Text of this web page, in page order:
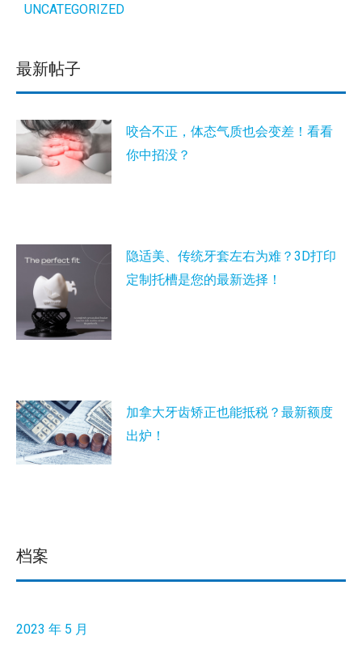
UNCATEGORIZED
最新帖子
咬合不正，体态气质也会变差！看看
你中招没？
隐适美、传统牙套左右为难？3D打印
定制托槽是您的最新选择！
加拿大牙齿矫正也能抵税？最新额度
出炉！
档案
2023 年 5 月